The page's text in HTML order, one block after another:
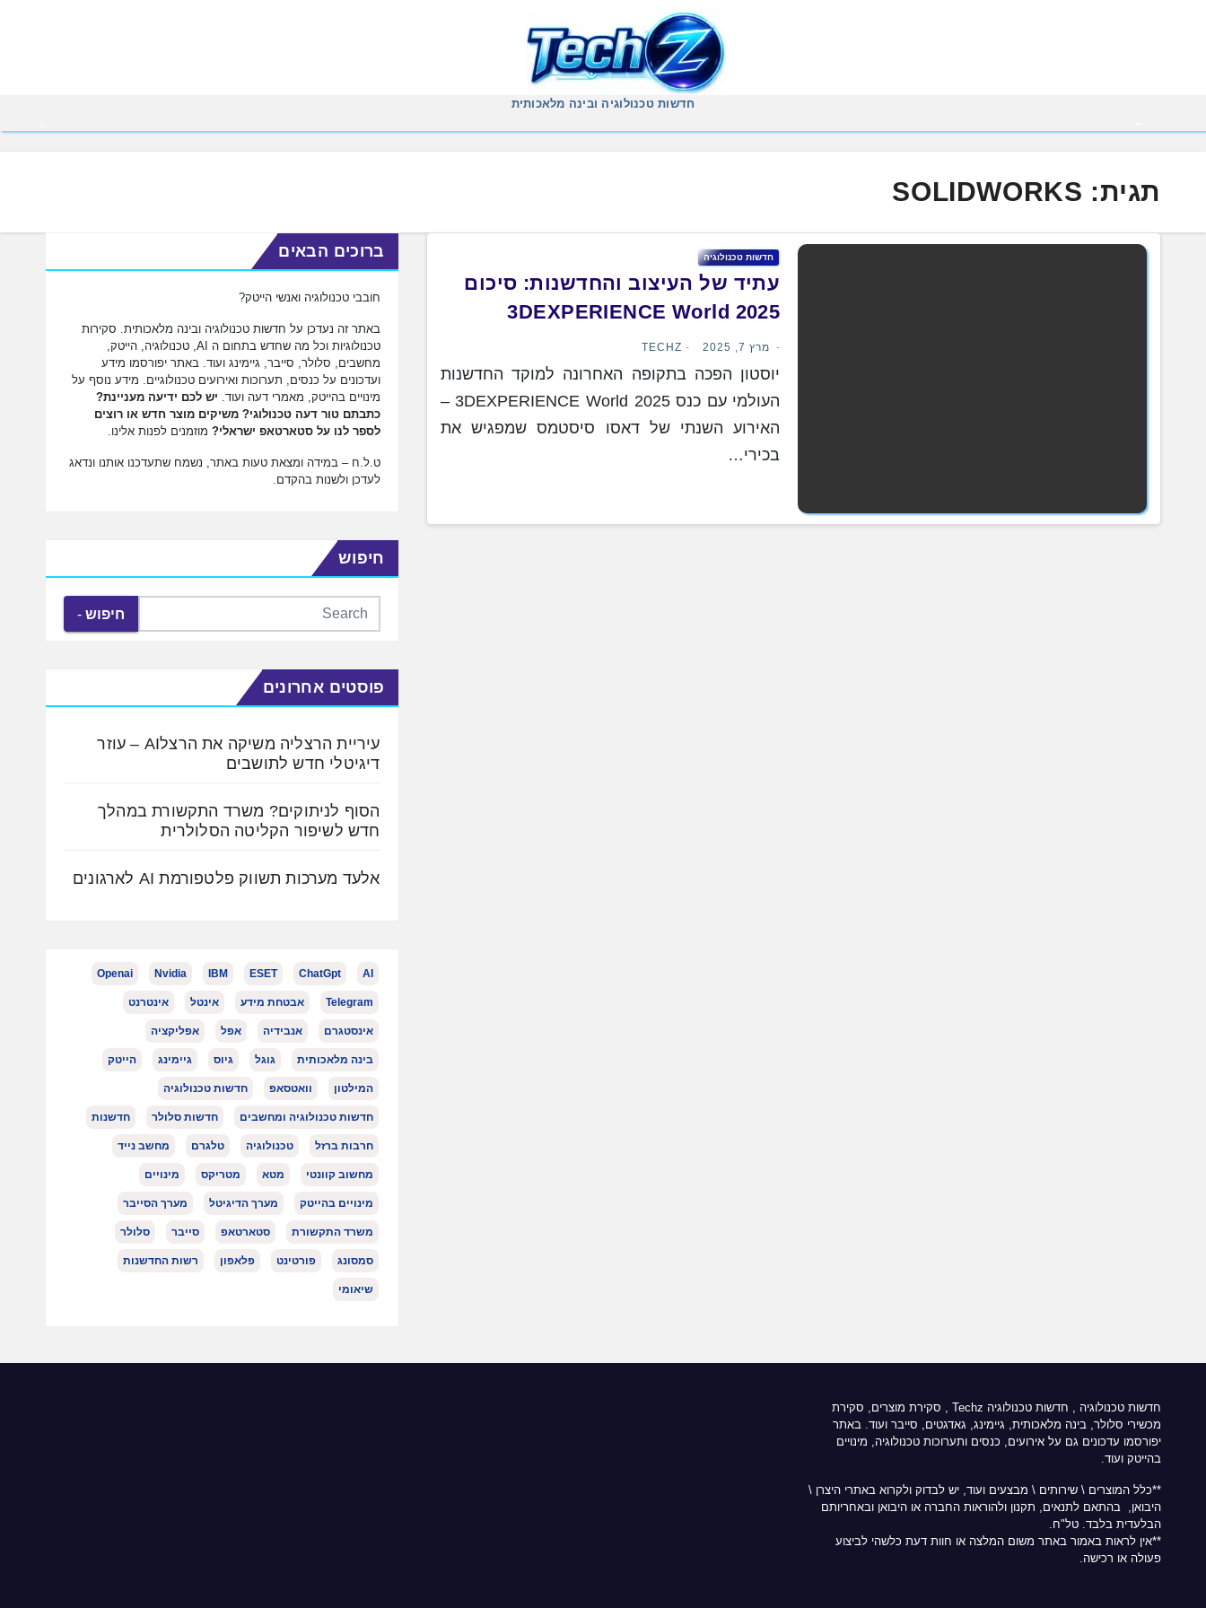
חדשות טכנולוגיה ובינה מלאכותית
תגית: SOLIDWORKS
חדשות טכנולוגיה
עתיד של העיצוב והחדשנות: סיכום
3DEXPERIENCE World 2025
מרץ 7, 2025 TECHZ
יוסטון הפכה בתקופה האחרונה למוקד החדשנות
העולמי עם כנס 3DEXPERIENCE World 2025 –
האירוע השנתי של דאסו סיסטמס שמפגיש את
בכירי…
ברוכים הבאים
חובבי טכנולוגיה ואנשי הייטק?
באתר זה נעדכן על חדשות טכנולוגיה ובינה מלאכותית. סקירות
טכנולוגיות וכל מה שחדש בתחום ה AI, טכנולוגיה, הייטק,
מחשבים, סלולר, סייבר, גיימינג ועוד. באתר יפורסמו מידע
ועדכונים על כנסים, תערוכות ואירועים טכנולוגיים. מידע נוסף על
מינויים בהייטק, מאמרי דעה ועוד. יש לכם ידיעה מעניינת?
כתבתם טור דעה טכנולוגי? משיקים מוצר חדש או רוצים
לספר לנו על סטארטאפ ישראלי? מוזמנים לפנות אלינו.
ט.ל.ח – במידה ומצאת טעות באתר, נשמח שתעדכנו אותנו ונדאג
לעדכן ולשנות בהקדם.
חיפוש
חיפוש
פוסטים אחרונים
עיריית הרצליה משיקה את הרצלAI – עוזר
דיגיטלי חדש לתושבים
הסוף לניתוקים? משרד התקשורת במהלך
חדש לשיפור הקליטה הסלולרית
אלעד מערכות תשווק פלטפורמת AI לארגונים
AI
ChatGpt
ESET
IBM
Nvidia
Openai
Telegram אבטחת מידע אינטל אינטרנט
אינסטגרם אנבידיה אפל אפליקציה
בינה מלאכותית גוגל גיוס גיימינג הייטק
המילטון וואטסאפ חדשות טכנולוגיה
חדשות טכנולוגיה ומחשבים חדשות סלולר חדשנות
חרבות ברזל טכנולוגיה טלגרם מחשב נייד
מחשוב קוונטי מטא מטריקס מינויים
מינויים בהייטק מערך הדיגיטל מערך הסייבר
משרד התקשורת סטארטאפ סייבר סלולר
סמסונג פורטינט פלאפון רשות החדשנות
שיאומי
חדשות טכנולוגיה , חדשות טכנולוגיה Techz
, סקירת מוצרים, סקירת
מכשירי סלולר, בינה מלאכותית, גיימינג, גאדגטים, סייבר ועוד. באתר
יפורסמו עדכונים גם על אירועים, כנסים ותערוכות טכנולוגיה, מינויים
בהייטק ועוד.
**כלל המוצרים \ שירותים \ מבצעים ועוד, יש לבדוק ולקרוא באתרי היצרן \
היבואן, בהתאם לתנאים, תקנון ולהוראות החברה או היבואן ובאחריותם
הבלעדית בלבד. טל"ח.
**אין לראות באמור באתר משום המלצה או חוות דעת כלשהי לביצוע
פעולה או רכישה.